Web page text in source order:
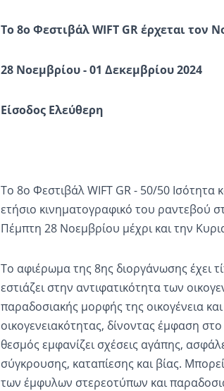
Το 8ο Φεστιβάλ WIFT GR έρχεται τον
28 Νοεμβρίου - 01 Δεκεμβρίου 2024
Είσοδος Ελεύθερη
Το 8ο Φεστιβάλ WIFT GR - 50/50 Ισότητα
ετήσιο κινηματογραφικό του ραντεβού
Πέμπτη 28 Νοεμβρίου μέχρι και την
Το αφιέρωμα της 8ης διοργάνωσης έχει
εστιάζει στην αντιφατικότητα των
παραδοσιακής μορφής της οικογένεια
οικογενειακότητας, δίνοντας έμφαση
θεσμός εμφανίζει σχέσεις αγάπης,
σύγκρουσης, καταπίεσης και βίας.
των έμφυλων στερεοτύπων και